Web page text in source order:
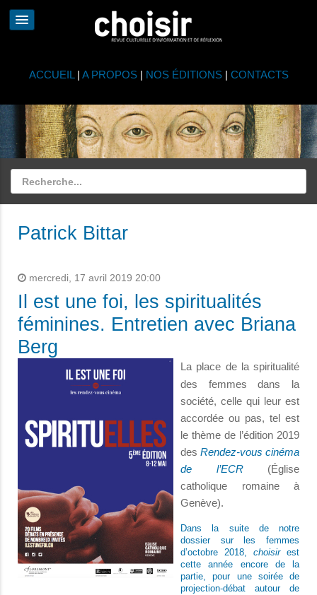
ACCUEIL | A PROPOS| NOS ÉDITIONS| CONTACTS
Patrick Bittar
mercredi, 17 avril 2019 20:00
Il est une foi, les spiritualités
féminines. Entretien avec Briana
Berg
La place de la spiritualité
des femmes dans la
société, celle qui leur est
accordée ou pas, tel est
le thème de l’édition 2019
des Rendez-vous cinéma
de l’ECR(Église
catholique romaine à
Genève).
Dans la suite de notre
dossier sur les femmes
d’octobre 2018, choisirest
cette année encore de la
partie, pour une soirée de
projection-débat autour de